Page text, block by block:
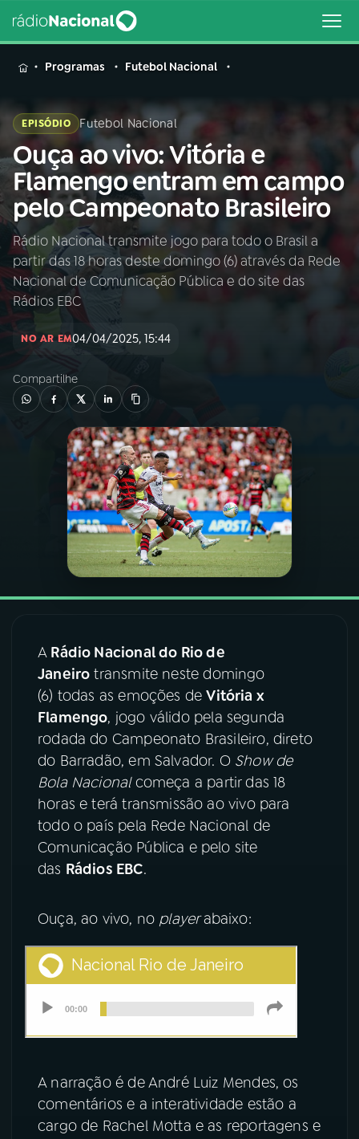
MENU
Buscar
na
Rádio
Nacional
Buscar
AO VIVO
INÍCIO
02A RÁDIO
03 PROGRAMAÇÃO
PROGRAMAS
PODCASTS
VIDEOCASTS
ACOMPANHE A RÁDIO NACIONAL
Instagram X
TikTok
Programas Futebol Nacional
EPISÓDIO Futebol Nacional
Ouça ao vivo: Vitória e
Flamengo entram em campo
pelo Campeonato Brasileiro
Rádio Nacional transmite jogo para todo o Brasil a
partir das 18 horas deste domingo (6) através da Rede
Nacional de Comunicação Pública e do site das
Rádios EBC
NO AR EM04/04/2025, 15:44
Compartilhe
A Rádio Nacional do Rio de
Janeiro transmite neste domingo
(6) todas as emoções deVitória x
Flamengo, jogo válido pela segunda
rodada do Campeonato Brasileiro, direto
do Barradão, em Salvador. O Show de
Bola Nacionalcomeça a partir das 18
horas e terá transmissão ao vivo para
todo o país pela Rede Nacional de
Comunicação Pública e pelo site
das Rádios EBC.
Ouça, ao vivo, no playerabaixo:
A narração é de André Luiz Mendes, os
comentários e a interatividade estão a
cargo de Rachel Motta e as reportagens e